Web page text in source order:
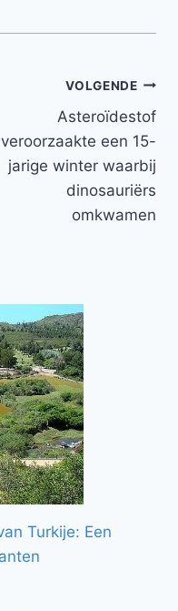
VOLGENDE
Asteroïdestof
veroorzaakte een 15-
jarige winter waarbij
dinosauriërs
omkwamen
Turkije: Een